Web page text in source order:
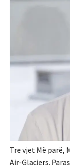
Tre vjet Më parë,
Air-Glaciers.